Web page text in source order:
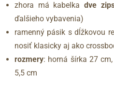
zhora má kabelkadve
ďalšieho vybavenia)
ramenný pásik s dĺžkovou
nosiť klasicky aj ako
rozmery: horná šírka 27
5,5 cm